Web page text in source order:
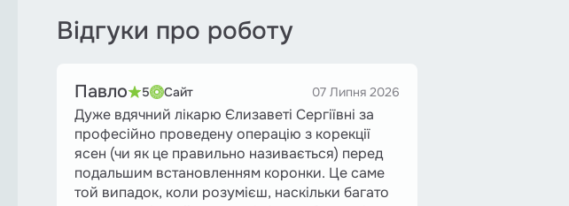
Відгуки про роботу
Павло 5 Сайт 07 Липня 2026
Дуже вдячний лікарю Єлизаветі Сергіївні за
професійно проведену операцію з корекції
ясен (чи як це правильно називається) перед
подальшим встановленням коронки. Це саме
той випадок, коли розумієш, наскільки багато